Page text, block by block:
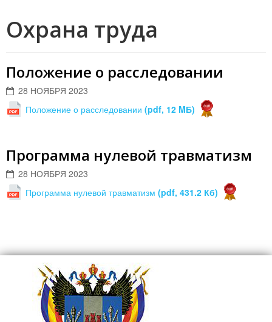
Охрана труда
Положение о расследовании
28 НОЯБРЯ 2023
Положение о расследовании (pdf, 12 MБ)
Программа нулевой травматизм
28 НОЯБРЯ 2023
Программа нулевой травматизм (pdf, 431.2 Кб)